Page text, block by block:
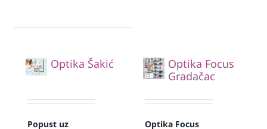
Optika Šakić
Popust uz
Optika Focus
Gradačac
Optika Focus